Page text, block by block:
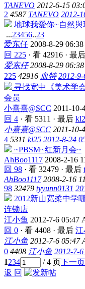
TANEVO 2012-6-15
2 4587 TANEVO 2012-
地球我愛你~自然與
...23456..23
爱东仔 2008-8-29
回 225 · 看 42916 · 最后
爱东仔 2008-8-29
225 42916 血特 2012-
寻找宽中《美术学
会员
小熹熹@SCC 2011-10-
回 4 · 看 5311 · 最后
小熹熹@SCC 2011-10-
4 5311 kl25 2012-8-24
~PBSM~红新月会~
AhBoo1117 2008-2-16
回 98 · 看 32479 · 最后
AhBoo1117 2008-2-16
98 32479 tyyunn0131
2012新山宽柔中学
连锁店
江小鱼 2012-7-6 05:47
回 0 · 看 4408 · 最后 江
江小鱼 2012-7-6 05:47
0 4408 江小鱼 2012-7-
1234 / 4 页下一页
返 回